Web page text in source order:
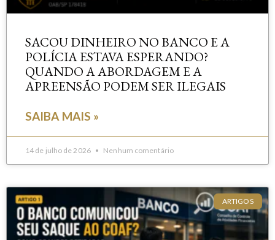
SACOU DINHEIRO NO BANCO E A
POLÍCIA ESTAVA ESPERANDO?
QUANDO A ABORDAGEM E A
APREENSÃO PODEM SER ILEGAIS
SAIBA MAIS »
14 de julho de 2026 Nenhum comentário
ARTIGOS